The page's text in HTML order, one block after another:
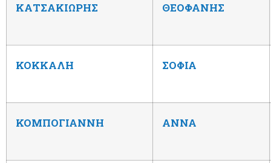
ΚΑΤΣΑΚΙΩΡΗΣ ΘΕΟΦΑΝΗΣ
ΚΟΚΚΑΛΗ ΣΟΦΙΑ
ΚΟΜΠΟΓΙΑΝΝΗ ΑΝΝΑ